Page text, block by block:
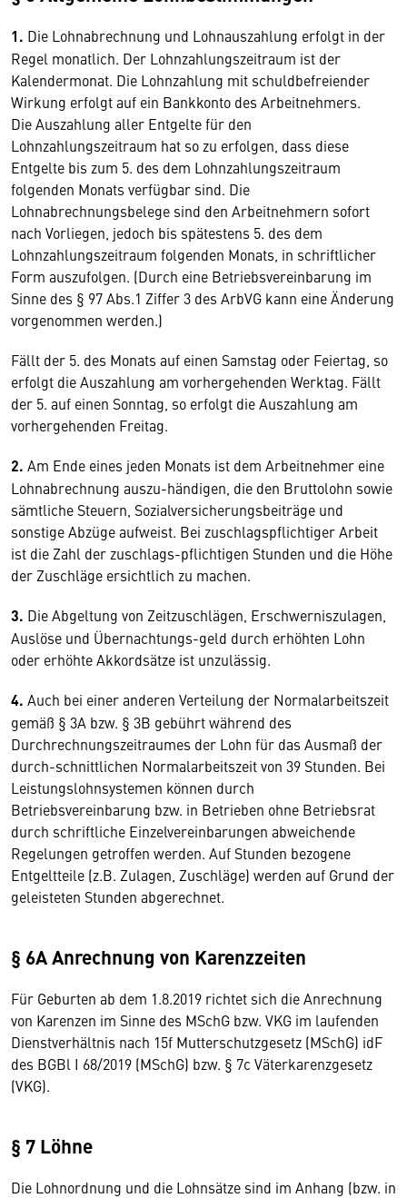
1. Die Lohnabrechnung und Lohnauszahlung erfolgt in der
Regel monatlich. Der Lohnzahlungszeitraum ist der
Kalendermonat. Die Lohnzahlung mit schuldbefreiender
Wirkung erfolgt auf ein Bankkonto des Arbeitnehmers.
Die Auszahlung aller Entgelte für den
Lohnzahlungszeitraum hat so zu erfolgen, dass diese
Entgelte bis zum 5. des dem Lohnzahlungszeitraum
folgenden Monats verfügbar sind. Die
Lohnabrechnungsbelege sind den Arbeitnehmern sofort
nach Vorliegen, jedoch bis spätestens 5. des dem
Lohnzahlungszeitraum folgenden Monats, in schriftlicher
Form auszufolgen. (Durch eine Betriebsvereinbarung im
Sinne des § 97 Abs.1 Ziffer 3 des ArbVG kann eine Änderung
vorgenommen werden.)
Fällt der 5. des Monats auf einen Samstag oder Feiertag, so
erfolgt die Auszahlung am vorhergehenden Werktag. Fällt
der 5. auf einen Sonntag, so erfolgt die Auszahlung am
vorhergehenden Freitag.
2. Am Ende eines jeden Monats ist dem Arbeitnehmer eine
Lohnabrechnung auszu-händigen, die den Bruttolohn sowie
sämtliche Steuern, Sozialversicherungsbeiträge und
sonstige Abzüge aufweist. Bei zuschlagspflichtiger Arbeit
ist die Zahl der zuschlags-pflichtigen Stunden und die Höhe
der Zuschläge ersichtlich zu machen.
3. Die Abgeltung von Zeitzuschlägen, Erschwerniszulagen,
Auslöse und Übernachtungs-geld durch erhöhten Lohn
oder erhöhte Akkordsätze ist unzulässig.
4. Auch bei einer anderen Verteilung der Normalarbeitszeit
gemäß § 3A bzw. § 3B gebührt während des
Durchrechnungszeitraumes der Lohn für das Ausmaß der
durch-schnittlichen Normalarbeitszeit von 39 Stunden. Bei
Leistungslohnsystemen können durch
Betriebsvereinbarung bzw. in Betrieben ohne Betriebsrat
durch schriftliche Einzelvereinbarungen abweichende
Regelungen getroffen werden. Auf Stunden bezogene
Entgeltteile (z.B. Zulagen, Zuschläge) werden auf Grund der
geleisteten Stunden abgerechnet.
§ 6A Anrechnung von Karenzzeiten
Für Geburten ab dem 1.8.2019 richtet sich die Anrechnung
von Karenzen im Sinne des MSchG bzw. VKG im laufenden
Dienstverhältnis nach 15f Mutterschutzgesetz (MSchG) idF
des BGBl I 68/2019 (MSchG) bzw. § 7c Väterkarenzgesetz
(VKG).
§ 7 Löhne
Die Lohnordnung und die Lohnsätze sind im Anhang (bzw. in